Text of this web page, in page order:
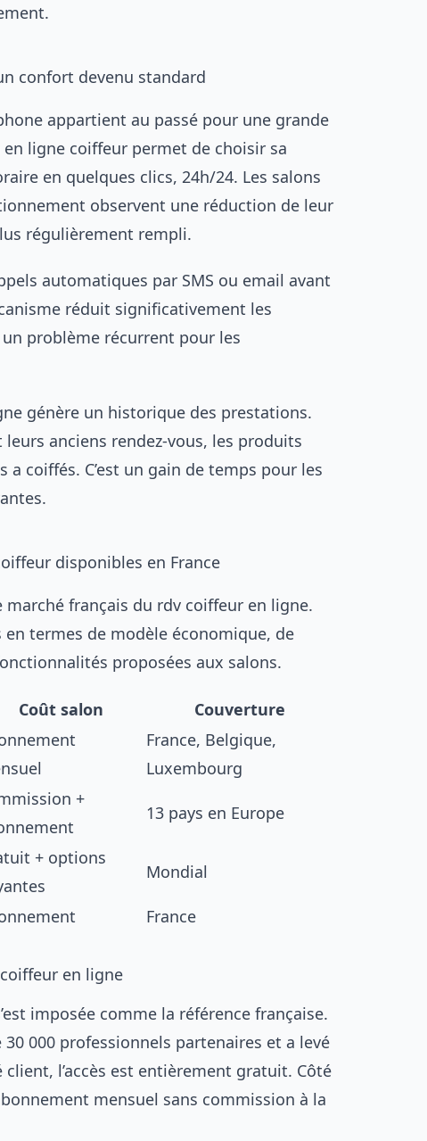
confort devenu standard
appartient au passé pour une grande
ligne coiffeur permet de choisir sa
en quelques clics, 24h/24. Les salons
observent une réduction de leur
régulièrement rempli.
automatiques par SMS ou email avant
réduit significativement les
problème récurrent pour les
génère un historique des prestations.
anciens rendez-vous, les produits
coiffés. C’est un gain de temps pour les
disponibles en France
français du rdv coiffeur en ligne.
termes de modèle économique, de
proposées aux salons.
Coût salon Couverture
France, Belgique,
Luxembourg
+
13 pays en Europe
+ options
Mondial
France
en ligne
imposée comme la référence française.
000 professionnels partenaires et a levé
client, l’accès est entièrement gratuit. Côté
mensuel sans commission à la